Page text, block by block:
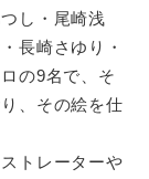
し・尾崎浅
長崎さゆり・
の9名で、そ
、その絵を仕
トレーターや